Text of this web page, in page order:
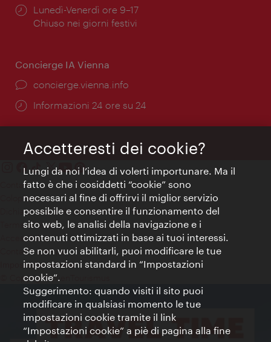
Orari
di
Lunedì-Venerdì ore 9–17
Chiuso nei giorni festivi
Concierge IA Vienna
Ort:
concierge.vienna.info
Öffnungszeiten:
Informazioni 24 ore su 24
Contatti
Colophon
Dichiarazione sulla protezione dei dati
Terms of Use
Accessibilità
Contatto stampa
Impostazioni cookie
© Copyright WienTourismus
Accetteresti dei cookie?
Lungi da noi l’idea di volerti importunare. Ma il
fatto è che i cosiddetti “cookie” sono
necessari al fine di offrirvi il miglior servizio
possibile e consentire il funzionamento del
sito web, le analisi della navigazione e i
contenuti ottimizzati in base ai tuoi interessi.
Se non vuoi abilitarli, puoi modificare le tue
impostazioni standard in “Impostazioni
cookie”.
Suggerimento: quando visiti il sito puoi
modificare in qualsiasi momento le tue
impostazioni cookie tramite il link
“Impostazioni cookie” a piè di pagina alla fine